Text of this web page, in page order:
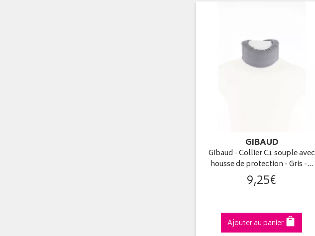
GIBAUD
Gibaud - Collier C1 souple avec
housse de protection - Gris -…
9,25€
Ajouter au panier